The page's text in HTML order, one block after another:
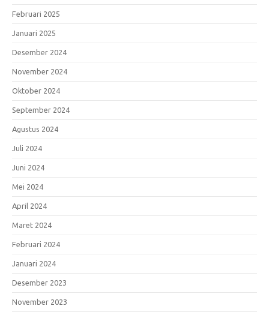
Februari 2025
Januari 2025
Desember 2024
November 2024
Oktober 2024
September 2024
Agustus 2024
Juli 2024
Juni 2024
Mei 2024
April 2024
Maret 2024
Februari 2024
Januari 2024
Desember 2023
November 2023